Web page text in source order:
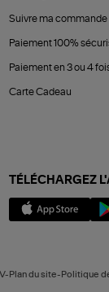
Suivre ma commande
Paiement 100%
Paiement en 3 ou 4
Carte Cadeau
TÉLÉCHARGEZ
Plan du site-Politique